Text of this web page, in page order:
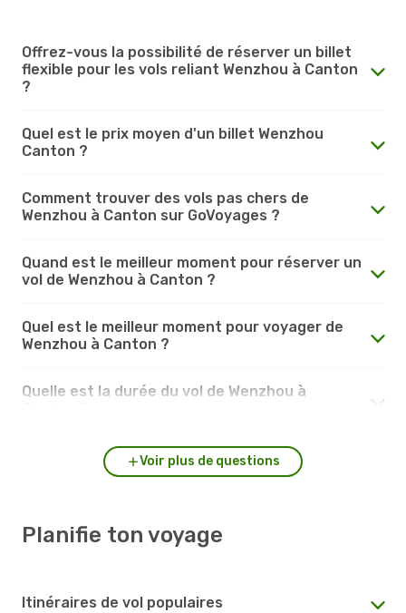
Offrez-vous la possibilité de réserver un billet
flexible pour les vols reliant Wenzhou à Canton
?
Quel est le prix moyen d'un billet Wenzhou
Canton ?
Comment trouver des vols pas chers de
Wenzhou à Canton sur GoVoyages ?
Quand est le meilleur moment pour réserver un
vol de Wenzhou à Canton ?
Quel est le meilleur moment pour voyager de
Wenzhou à Canton ?
Quelle est la durée du vol de Wenzhou à
Voir plus de questions
Planifie ton voyage
Itinéraires de vol populaires